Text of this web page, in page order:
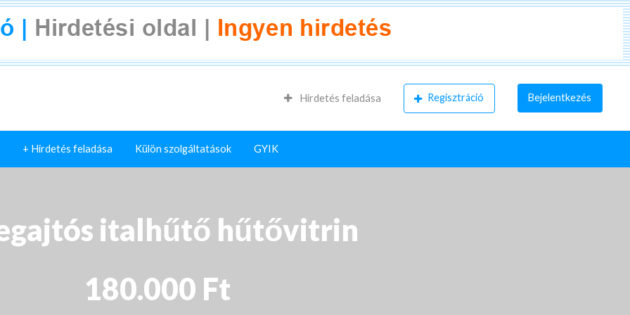
Hirdetés feladása Regisztráció Bejelentkezés
+ Hirdetés feladása Külön szolgáltatások GYIK
italhűtő hűtővitrin
180.000 Ft